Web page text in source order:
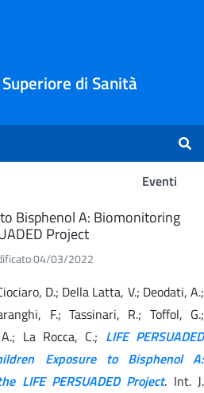
di Sanità
Eventi
Bisphenol A: Biomonitoring
Project
04/03/2022
D.; Della Latta, V.; Deodati, A.;
F.; Tassinari, R.; Toffol, G.;
La Rocca, C.; LIFE PERSUADED
Exposure to Bisphenol A:
LIFE PERSUADED Project. Int. J.